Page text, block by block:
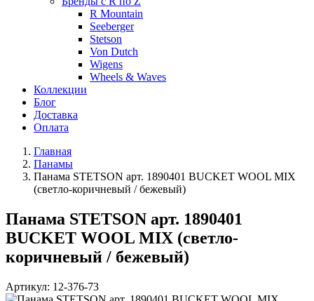
R Mountain
Seeberger
Stetson
Von Dutch
Wigens
Wheels & Waves
Коллекции
Блог
Доставка
Оплата
Главная
Панамы
Панама STETSON арт. 1890401 BUCKET WOOL MIX
(светло-коричневый / бежевый)
Панама STETSON арт. 1890401
BUCKET WOOL MIX (светло-
коричневый / бежевый)
Артикул: 12-376-73